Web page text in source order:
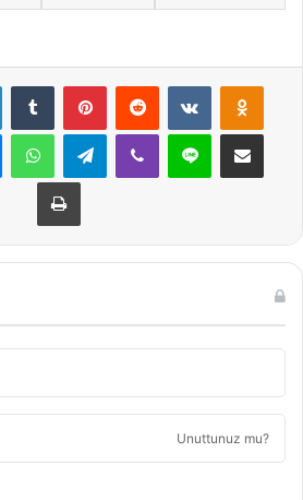
LinkedInTumblr PinterestReddit VKontakte
MessengerWhatsAppTelegramViber Line E-Posta ile
Yazdır
Unuttunuz mu?